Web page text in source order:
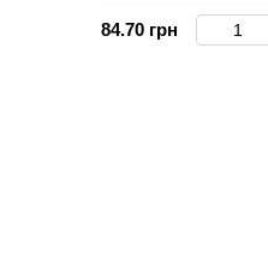
Christmas Hearth)
84.70 грн